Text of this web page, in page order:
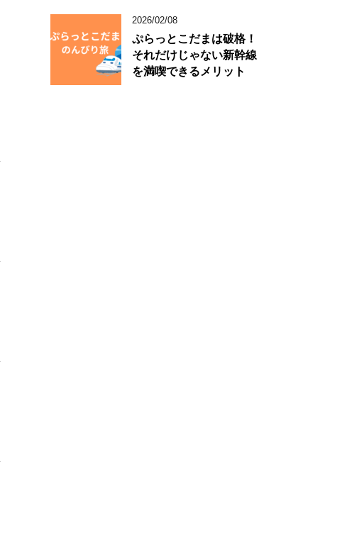
2026/02/08
ぷらっとこだまは破格！
それだけじゃない新幹線
を満喫できるメリット